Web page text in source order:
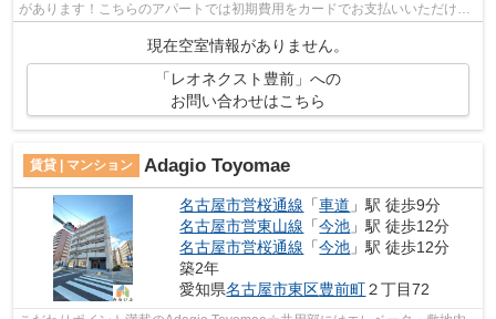
があります！こちらのアパートでは初期費用をカードでお支払いいただけま
現在空室情報がありません。
「レオネクスト豊前」への
お問い合わせはこちら
賃貸 | マンション Adagio Toyomae
名古屋市営桜通線 「車道 」駅 徒歩9分
名古屋市営東山線 「今池 」駅 徒歩12分
名古屋市営桜通線 「今池 」駅 徒歩12分
築2年
愛知県名古屋市東区豊前町２丁目72